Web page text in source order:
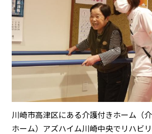
川崎市高津区にある介護付きホーム（
ホーム）アズハイム川崎中央でリハビ